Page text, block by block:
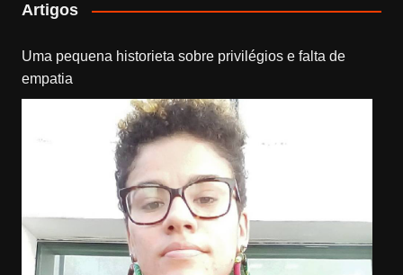
Artigos
Uma pequena historieta sobre privilégios e falta de
empatia